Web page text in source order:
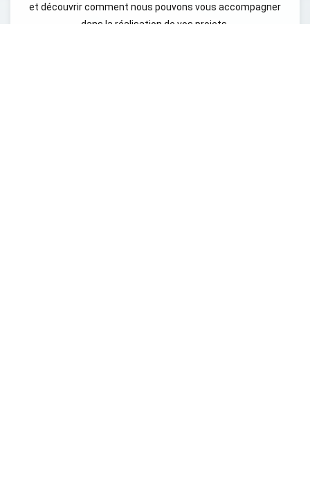
et découvrir comment nous pouvons vous accompagner
dans la réalisation de vos projets.